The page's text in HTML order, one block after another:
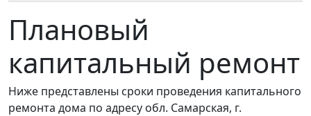
Плановый
капитальный ремонт
Ниже представлены сроки проведения капитального
ремонта дома по адресу обл. Самарская, г.